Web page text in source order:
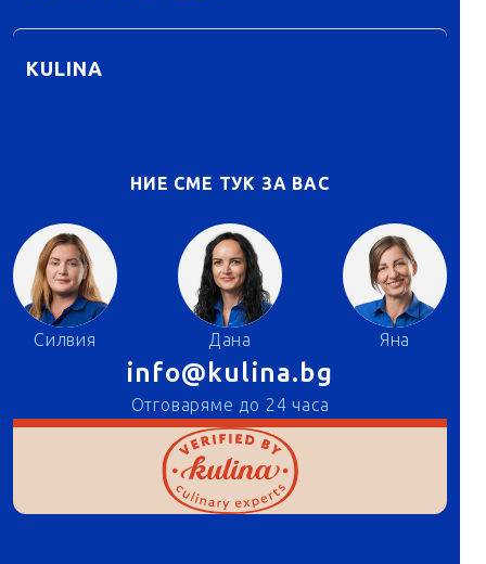
KULINA
НИЕ СМЕ ТУК ЗА ВАС
Силвия Дана Яна
info@kulina.bg
Отговаряме до 24 часа